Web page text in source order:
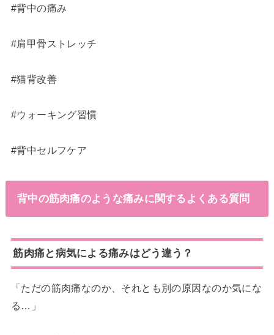
#背中の痛み
#肩甲骨ストレッチ
#猫背改善
#ウォーキング習慣
#背中セルフケア
背中の筋肉痛のような痛みに関するよくある質問
筋肉痛と病気による痛みはどう違う？
「ただの筋肉痛なのか、それとも別の原因なのか気にな
る…」